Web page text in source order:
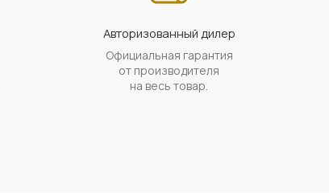
Авторизованный дилер
Официальная гарантия
от производителя
на весь товар.